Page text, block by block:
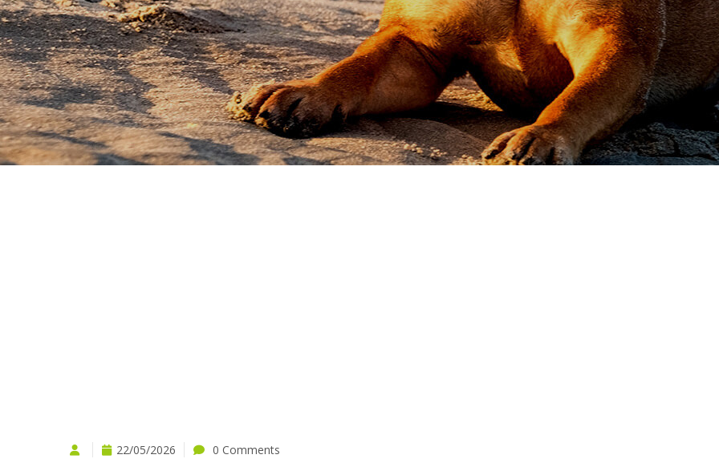
TRENING OSNOVA
VIŠE
22/05/2026 0 Comments